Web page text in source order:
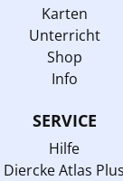
Karten
Unterricht
Shop
Info
SERVICE
Hilfe
Diercke Atlas Plus